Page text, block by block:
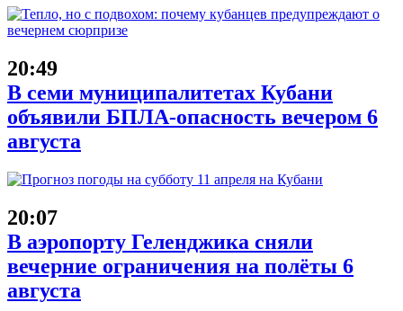
20:49
В семи муниципалитетах Кубани
объявили БПЛА-опасность вечером 6
августа
20:07
В аэропорту Геленджика сняли
вечерние ограничения на полёты 6
августа